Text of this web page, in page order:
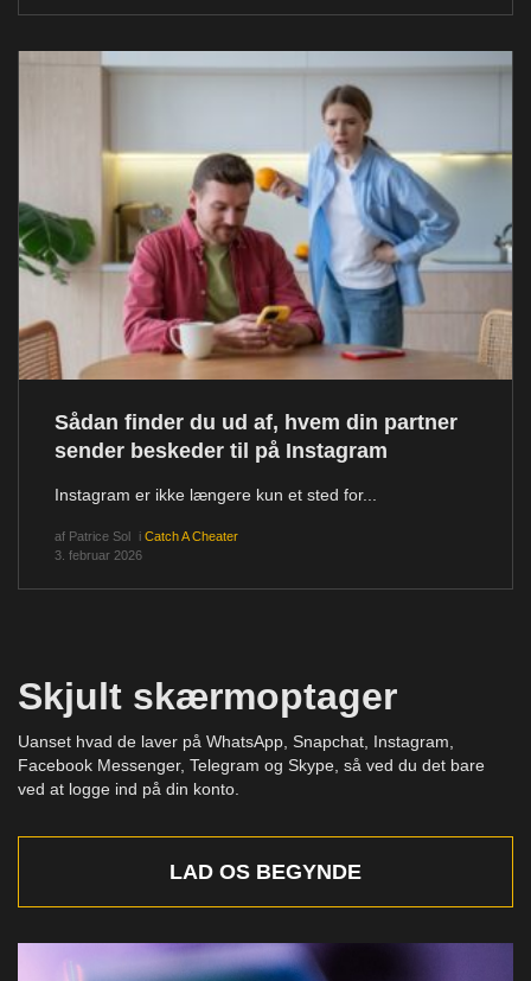
Sådan finder du ud af, hvem din partner
sender beskeder til på Instagram
Instagram er ikke længere kun et sted for...
af Patrice Sol i Catch A Cheater
3. februar 2026
Skjult skærmoptager
Uanset hvad de laver på WhatsApp, Snapchat, Instagram,
Facebook Messenger, Telegram og Skype, så ved du det bare
ved at logge ind på din konto.
LAD OS BEGYNDE